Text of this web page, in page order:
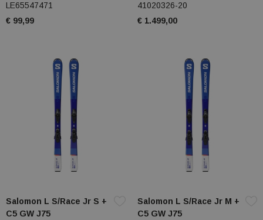
LE65547471
€ 99,99
41020326-20
€ 1.499,00
Salomon L S/Race Jr S +
C5 GW J75
Salomon L S/Race Jr M +
C5 GW J75